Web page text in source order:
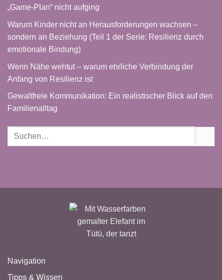
„Game-Plan“ nicht aufging
Warum Kinder nicht an Herausforderungen wachsen –
sondern an Beziehung (Teil 1 der Serie: Resilienz durch
emotionale Bindung)
Wenn Nähe wehtut – warum ehrliche Verbindung der
Anfang von Resilienz ist
Gewaltfreie Kommunikation: Ein realistischer Blick auf den
Familienalltag
Navigation
Tipps & Wissen